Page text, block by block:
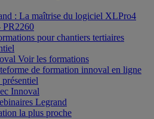
: La maîtrise du logiciel XLPro4
PR2260
pour chantiers tertiaires
Voir les formations
de formation innoval en ligne
Innoval
Legrand
la plus proche